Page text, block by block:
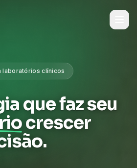
laboratórios clínicos
que faz seu
crescer